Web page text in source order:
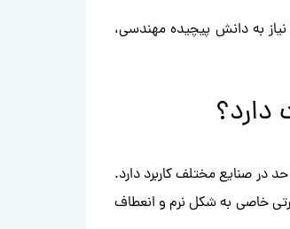
به دانش پیچیده مهندسی،
در صنایع مختلف کاربرد دارد.
خاصی به شکل نرم و انعطاف